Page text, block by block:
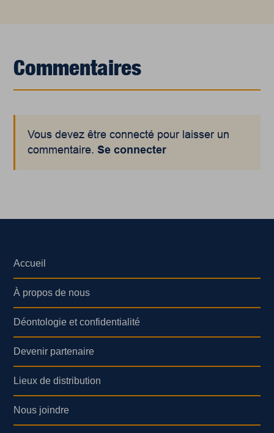
Commentaires
Vous devez être connecté pour laisser un
commentaire.Se connecter
Accueil
À propos de nous
Déontologie et confidentialité
Devenir partenaire
Lieux de distribution
Nous joindre